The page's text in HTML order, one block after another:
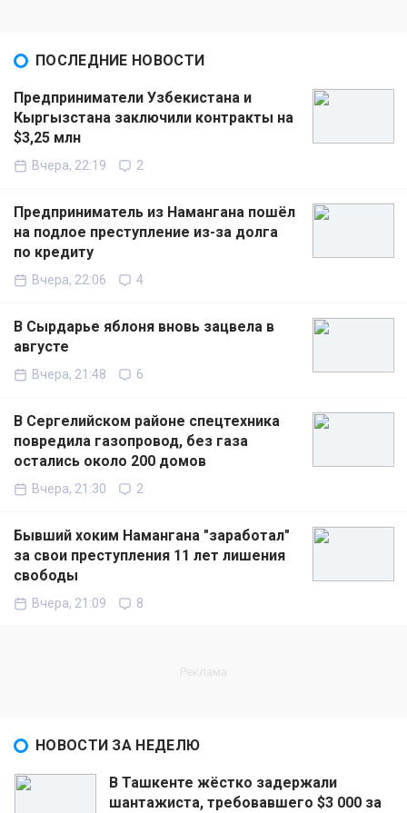
ПОСЛЕДНИЕ НОВОСТИ
Предприниматели Узбекистана и
Кыргызстана заключили контракты на
$3,25 млн
Вчера, 22:19 2
Предприниматель из Намангана пошёл
на подлое преступление из-за долга
по кредиту
Вчера, 22:06 4
В Сырдарье яблоня вновь зацвела в
августе
Вчера, 21:48 6
В Сергелийском районе спецтехника
повредила газопровод, без газа
остались около 200 домов
Вчера, 21:30 2
Бывший хоким Намангана "заработал"
за свои преступления 11 лет лишения
свободы
Вчера, 21:09 8
НОВОСТИ ЗА НЕДЕЛЮ
В Ташкенте жёстко задержали
шантажиста, требовавшего $3 000 за